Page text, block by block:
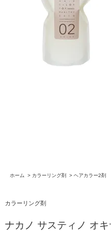
ホーム > カラーリング剤 > ヘアカラー2剤
カラーリング剤
ナカノ サスティノ オ